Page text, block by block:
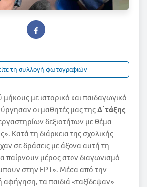
τη συλλογή φωτογραφιών
μήκους με ιστορικό και παιδαγωγικό
οι μαθητές μας τηςΔ΄τάξης
δεξιοτήτων με θέμα
Κατά τη διάρκεια της σχολικής
σε δράσεις με άξονα αυτή τη
παίρνουν μέρος στον διαγωνισμό
στην ΕΡΤ». Μέσα από την
αφήγηση, τα παιδιά «ταξίδεψαν»